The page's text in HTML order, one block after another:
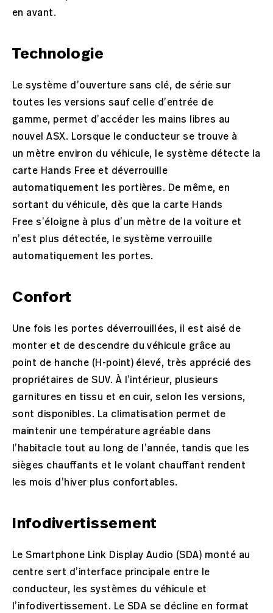
en avant.
Technologie
Le système d’ouverture sans clé, de série sur
toutes les versions sauf celle d’entrée de
gamme, permet d’accéder les mains libres au
nouvel ASX. Lorsque le conducteur se trouve à
un mètre environ du véhicule, le système détecte la
carte Hands Free et déverrouille
automatiquement les portières. De même, en
sortant du véhicule, dès que la carte Hands
Free s’éloigne à plus d’un mètre de la voiture et
n’est plus détectée, le système verrouille
automatiquement les portes.
Confort
Une fois les portes déverrouillées, il est aisé de
monter et de descendre du véhicule grâce au
point de hanche (H-point) élevé, très apprécié des
propriétaires de SUV. À l’intérieur, plusieurs
garnitures en tissu et en cuir, selon les versions,
sont disponibles. La climatisation permet de
maintenir une température agréable dans
l’habitacle tout au long de l’année, tandis que les
sièges chauffants et le volant chauffant rendent
les mois d’hiver plus confortables.
Infodivertissement
Le Smartphone Link Display Audio (SDA) monté au
centre sert d’interface principale entre le
conducteur, les systèmes du véhicule et
l’infodivertissement. Le SDA se décline en format